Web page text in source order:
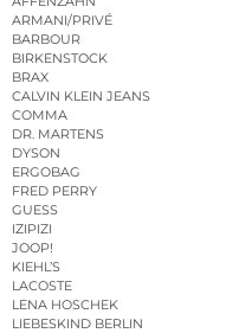
ARMANI/PRIVÉ
BARBOUR
BIRKENSTOCK
BRAX
CALVIN KLEIN JEANS
COMMA
DR. MARTENS
DYSON
ERGOBAG
FRED PERRY
GUESS
IZIPIZI
JOOP!
KIEHL’S
LACOSTE
LENA HOSCHEK
LIEBESKIND BERLIN